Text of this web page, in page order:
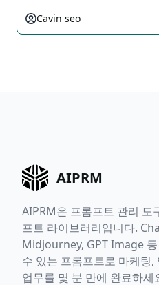
Cavin seo
AIPRM
AIPRM은 프롬프트 관리 도
프트 라이브러리입니다.
Midjourney, GPT Image
수 있는 프롬프트로 마케팅,
업무를 몇 분 만에 완료하세